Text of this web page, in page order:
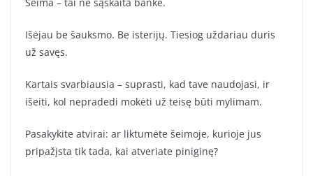
Šeima – tai ne sąskaita banke.
Išėjau be šauksmo. Be isterijų. Tiesiog uždariau duris
už savęs.
Kartais svarbiausia – suprasti, kad tave naudojasi, ir
išeiti, kol nepradedi mokėti už teisę būti mylimam.
Pasakykite atvirai: ar liktumėte šeimoje, kurioje jus
pripažįsta tik tada, kai atveriate piniginę?